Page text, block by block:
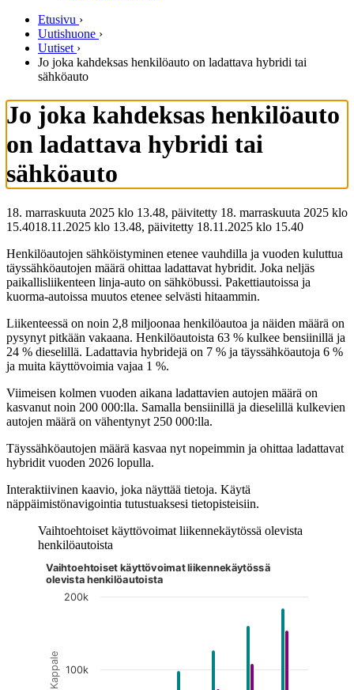
Etusivu ›
Uutishuone ›
Uutiset ›
Jo joka kahdeksas henkilöauto on ladattava hybridi tai
sähköauto
Jo joka kahdeksas henkilöauto
on ladattava hybridi tai
sähköauto
18. marraskuuta 2025 klo 13.48, päivitetty 18. marraskuuta 2025 klo
15.4018.11.2025 klo 13.48, päivitetty 18.11.2025 klo 15.40
Henkilöautojen sähköistyminen etenee vauhdilla ja vuoden kuluttua
täyssähköautojen määrä ohittaa ladattavat hybridit. Joka neljäs
paikallisliikenteen linja-auto on sähköbussi. Pakettiautoissa ja
kuorma-autoissa muutos etenee selvästi hitaammin.
Liikenteessä on noin 2,8 miljoonaa henkilöautoa ja näiden määrä on
pysynyt pitkään vakaana. Henkilöautoista 63 % kulkee bensiinillä ja
24 % dieselillä. Ladattavia hybridejä on 7 % ja täyssähköautoja 6 %
ja muita käyttövoimia vajaa 1 %.
Viimeisen kolmen vuoden aikana ladattavien autojen määrä on
kasvanut noin 200 000:lla. Samalla bensiinillä ja dieselillä kulkevien
autojen määrä on vähentynyt 250 000:lla.
Täyssähköautojen määrä kasvaa nyt nopeimmin ja ohittaa ladattavat
hybridit vuoden 2026 lopulla.
Interaktiivinen kaavio, joka näyttää tietoja. Käytä
näppäimistönavigointia tutustuaksesi tietopisteisiin.
Vaihtoehtoiset käyttövoimat liikennekäytössä olevista
henkilöautoista
Kuvaaja on interaktiivinen. Siirry kuvaajaan sarkaimella ja
Kappale
Vaihtoehtoiset käyttövoimat liikennekäytössä
olevista henkilöautoista
100k
200k